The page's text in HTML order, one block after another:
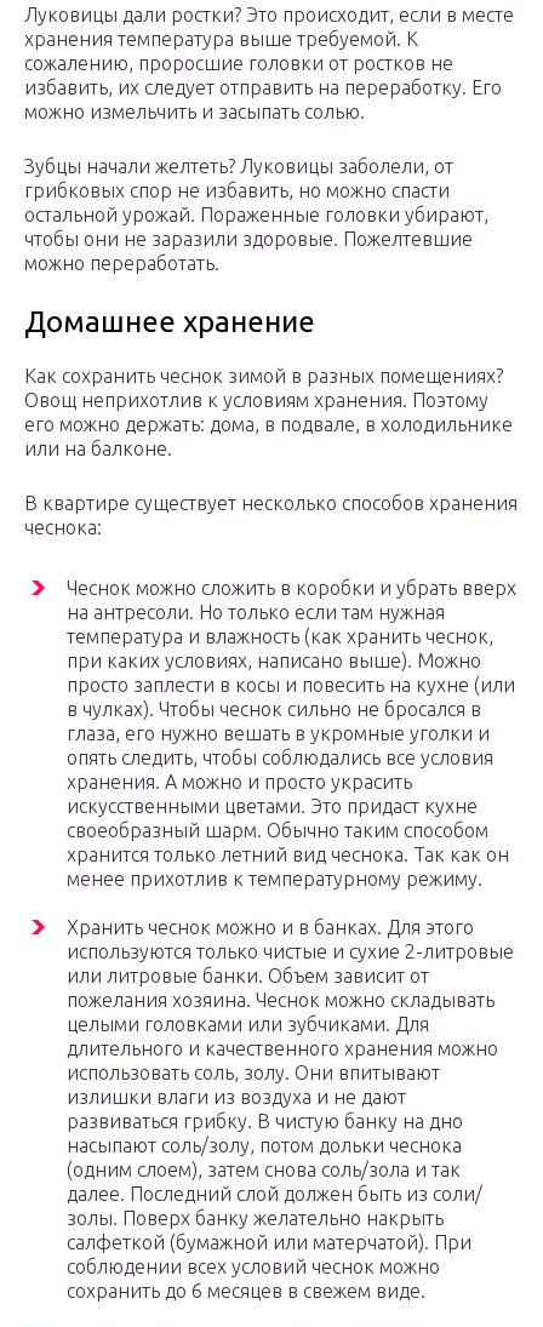
Луковицы дали ростки? Это происходит, если в месте
хранения температура выше требуемой. К
сожалению, проросшие головки от ростков не
избавить, их следует отправить на переработку. Его
можно измельчить и засыпать солью.
Зубцы начали желтеть? Луковицы заболели, от
грибковых спор не избавить, но можно спасти
остальной урожай. Пораженные головки убирают,
чтобы они не заразили здоровые. Пожелтевшие
можно переработать.
Домашнее хранение
Как сохранить чеснок зимой в разных помещениях?
Овощ неприхотлив к условиям хранения. Поэтому
его можно держать: дома, в подвале, в холодильнике
или на балконе.
В квартире существует несколько способов хранения
чеснока:
Чеснок можно сложить в коробки и убрать вверх
на антресоли. Но только если там нужная
температура и влажность (как хранить чеснок,
при каких условиях, написано выше). Можно
просто заплести в косы и повесить на кухне (или
в чулках). Чтобы чеснок сильно не бросался в
глаза, его нужно вешать в укромные уголки и
опять следить, чтобы соблюдались все условия
хранения. А можно и просто украсить
искусственными цветами. Это придаст кухне
своеобразный шарм. Обычно таким способом
хранится только летний вид чеснока. Так как он
менее прихотлив к температурному режиму.
Хранить чеснок можно и в банках. Для этого
используются только чистые и сухие 2-литровые
или литровые банки. Объем зависит от
пожелания хозяина. Чеснок можно складывать
целыми головками или зубчиками. Для
длительного и качественного хранения можно
использовать соль, золу. Они впитывают
излишки влаги из воздуха и не дают
развиваться грибку. В чистую банку на дно
насыпают соль/золу, потом дольки чеснока
(одним слоем), затем снова соль/зола и так
далее. Последний слой должен быть из соли/
золы. Поверх банку желательно накрыть
салфеткой (бумажной или матерчатой). При
соблюдении всех условий чеснок можно
сохранить до 6 месяцев в свежем виде.